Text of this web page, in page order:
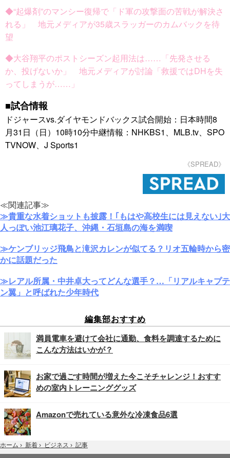
◆“起爆剤”のマンシー復帰で「ド軍の攻撃面の苦戦が解決さ
れる」 地元メディアが35歳スラッガーのカムバックを待
望
◆大谷翔平のポストシーズン起用法は……「先発させる
か、投げないか」 地元メディアが討論「救援ではDHを失
ってしまうが……」
■試合情報
ドジャースvs.ダイヤモンドバックス試合開始：日本時間8
月31日（日）10時10分中継情報：NHKBS1、MLB.tv、SPO
TVNOW、J Sports1
《SPREAD》
≪関連記事≫
≫貴重な水着ショットも披露！｢もはや高校生には見えない｣大
人っぽい池江璃花子、沖縄・石垣島の海を満喫
≫ケンブリッジ飛鳥と滝沢カレンが似てる？リオ五輪時から密
かに話題だった
≫レアル所属・中井卓大ってどんな選手？…「リアルキャプテ
ン翼」と呼ばれた少年時代
編集部おすすめ
満員電車を避けて会社に通勤、食料を調達するために
こんな方法はいかが？
お家で過ごす時間が増えた今こそチャレンジ！おすす
めの室内トレーニンググッズ
Amazonで売れている意外な冷凍食品6選
ホーム › 新着 › ビジネス › 記事